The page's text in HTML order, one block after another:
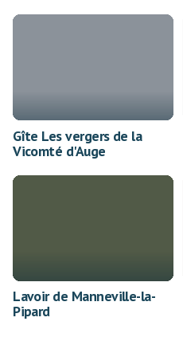
Gîte Les vergers de la
Vicomté d'Auge
Lavoir de Manneville-la-
Pipard